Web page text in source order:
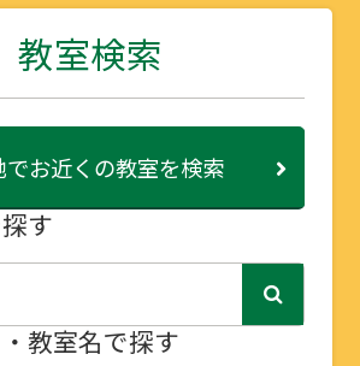
教室検索
でお近くの教室を検索
す
教室名で探す